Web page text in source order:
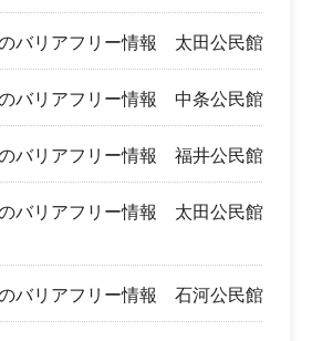
バリアフリー情報 太田公民館
バリアフリー情報 中条公民館
バリアフリー情報 福井公民館
バリアフリー情報 太田公民館
バリアフリー情報 石河公民館